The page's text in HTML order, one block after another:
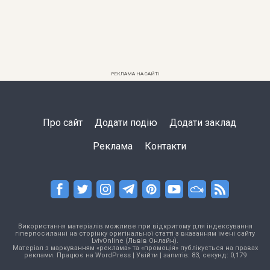
РЕКЛАМА НА САЙТІ
Про сайт Додати подію Додати заклад
Реклама Контакти
Використання матеріалів можливе при відкритому для індексування
гіперпосиланні на сторінку оригінальної статті з вказанням імені сайту
LvivOnline (Львів Онлайн).
Матеріал з маркуванням «реклама» та «промоція» публікується на правах
реклами. Працює на WordPress| Увійти | запитів: 83, секунд: 0,179